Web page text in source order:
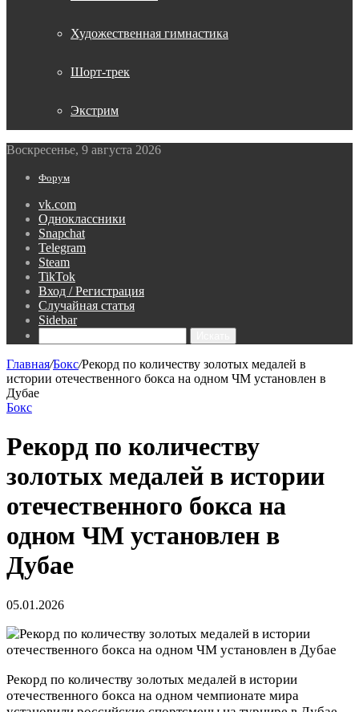
Художественная гимнастика
Шорт-трек
Экстрим
Воскресенье, 9 августа 2026
Форум
vk.com
Одноклассники
Snapchat
Telegram
Steam
TikTok
Вход / Регистрация
Случайная статья
Sidebar
Главная/Бокс/Рекорд по количеству золотых медалей в
истории отечественного бокса на одном ЧМ установлен в
Дубае
Бокс
Рекорд по количеству
золотых медалей в истории
отечественного бокса на
одном ЧМ установлен в
Дубае
05.01.2026
Рекорд по количеству золотых медалей в истории
отечественного бокса на одном чемпионате мира